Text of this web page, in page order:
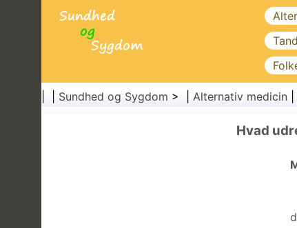
Sundhed og Sygdom > | Alternativ medicin
Hvad